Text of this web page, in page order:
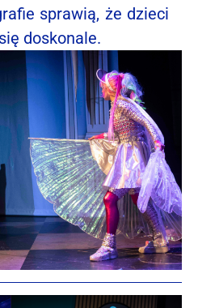
sprawią, że dzieci
doskonale.